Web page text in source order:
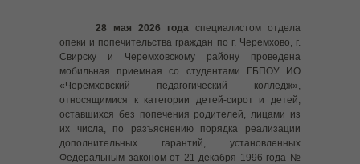
---- Безопасность детей
------ Профилактика детского дорожно-транспортного
травматизма
------ Памятка о буллинге
------ Комендантский час
28 мая 2026 года специалистом отдела
опеки и попечительства граждан по г. Черемхово, г.
Свирску и Черемховскому району проведена
мобильная приемная со студентами ГБПОУ ИО
«Черемховский педагогический колледж»,
относящимися к категории детей-сирот и детей,
оставшихся без попечения родителей, лицами из
их числа, по разъяснению порядка реализации
дополнительных гарантий, установленных
Федеральным законом от 21 декабря 1996 года №